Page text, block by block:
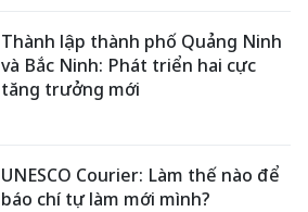
Thành lập thành phố Quảng Ninh
và Bắc Ninh: Phát triển hai cực
tăng trưởng mới
UNESCO Courier: Làm thế nào để
báo chí tự làm mới mình?